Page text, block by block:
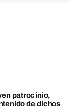
patrocinio,
de dichos